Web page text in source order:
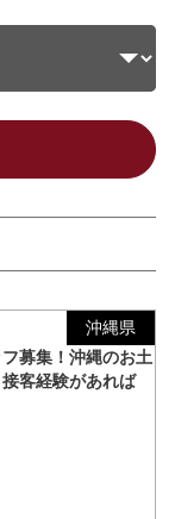
沖縄県
募集！沖縄のお土
客経験があれば